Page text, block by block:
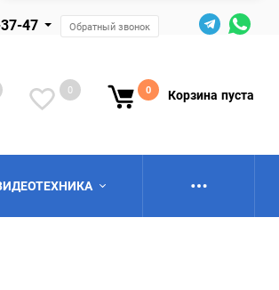
47 Обратный звонок
0 0 Корзина пуста